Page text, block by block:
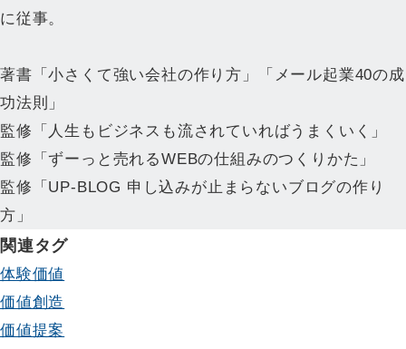
に従事。
著書「小さくて強い会社の作り方」「メール起業40の成
功法則」
監修「人生もビジネスも流されていればうまくいく」
監修「ずーっと売れるWEBの仕組みのつくりかた」
監修「UP-BLOG 申し込みが止まらないブログの作り
方」
関連タグ
体験価値
価値創造
価値提案